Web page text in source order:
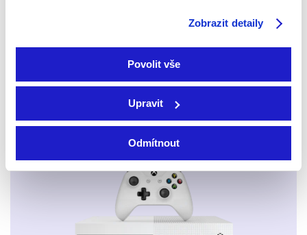
Zobrazit detaily
Povolit vše
Upravit
Odmítnout
Mobily a tablety (Android a Apple)
Webový prohlížeč